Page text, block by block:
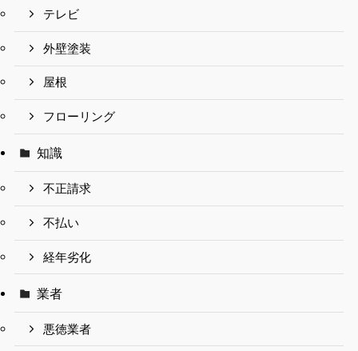
テレビ
外壁塗装
屋根
フローリング
知識
不正請求
不払い
経年劣化
業者
悪徳業者